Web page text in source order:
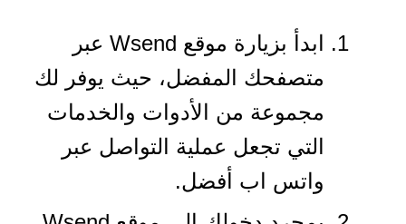
ابدأ بزيارة موقع Wsend عبر
متصفحك المفضل، حيث يوفر لك
مجموعة من الأدوات والخدمات
التي تجعل عملية التواصل عبر
واتس اب أفضل.